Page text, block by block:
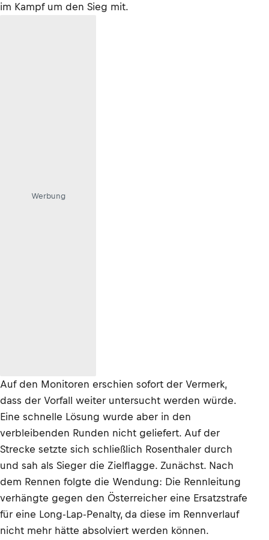
im Kampf um den Sieg mit.
Werbung
Auf den Monitoren erschien sofort der Vermerk,
dass der Vorfall weiter untersucht werden würde.
Eine schnelle Lösung wurde aber in den
verbleibenden Runden nicht geliefert. Auf der
Strecke setzte sich schließlich Rosenthaler durch
und sah als Sieger die Zielflagge. Zunächst. Nach
dem Rennen folgte die Wendung: Die Rennleitung
verhängte gegen den Österreicher eine Ersatzstrafe
für eine Long-Lap-Penalty, da diese im Rennverlauf
nicht mehr hätte absolviert werden können.